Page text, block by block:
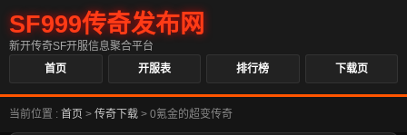
SF999传奇发布网
新开传奇SF开服信息聚合平台
首页
开服表 排行榜 下载页
当前位置 : 首页 > 传奇下载 > 0氪金的超变传奇